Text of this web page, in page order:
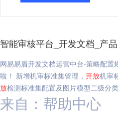
智能审核平台_开发文档_产
网易易盾开发文档运营中台-策略配置
啦！ 新增机审标准集管理， 开放机审
放检测标准集配置及图片模型二级分
来自：帮助中心